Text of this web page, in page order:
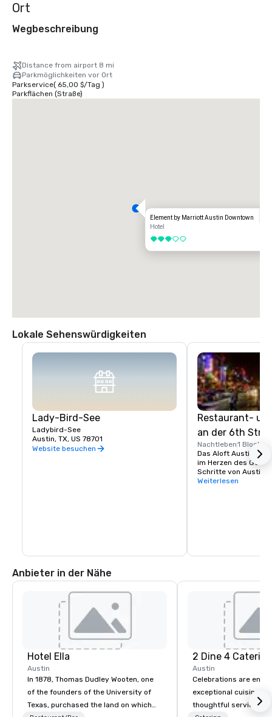
Ort
Wegbeschreibung
Distance from airport 8 mi
Parkmöglichkeiten vor Ort
Parkservice( 65,00 $/Tag )
Parkflächen (Straße)
Element by Marriott Austin Downtown
Hotel
3 von 5
Lokale Sehenswürdigkeiten
Lady-Bird-See
Ladybird-See
Austin, TX, US 78701
Website besuchen
Restaurant-
an der 6th
Nachtleben1 Block
Das Aloft Austin
im Herzen des
Schritte von Austins
Restaurants und
Weiterlesen
Anbieter in der Nähe
Hotel Ella
Austin
In 1878, Thomas Dudley Wooten, one
of the founders of the University of
Texas, purchased the land on which
2 Dine 4 Catering
Austin
Celebrations are
exceptional cuisine is
thoughtful service